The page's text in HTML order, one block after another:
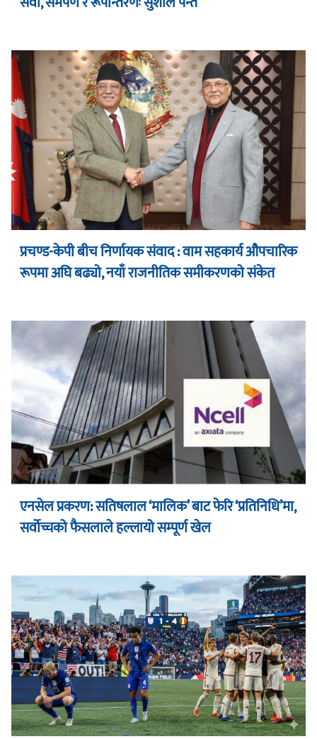
प्रचण्ड-केपी बीच निर्णायक संवाद : वाम सहकार्य औपचारिक
रूपमा अघि बढ्यो, नयाँ राजनीतिक समीकरणको संकेत
एनसेल प्रकरण: सतिषलाल ‘मालिक’ बाट फेरि ‘प्रतिनिधि’मा,
सर्वोच्चको फैसलाले हल्लायो सम्पूर्ण खेल